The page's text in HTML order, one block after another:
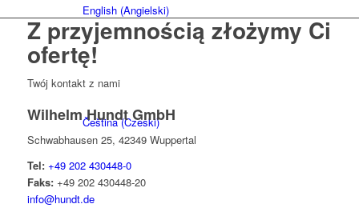
English(Angielski)
Čeština(Czeski)
Z przyjemnością złożymy Ci
ofertę!
Twój kontakt z nami
Wilhelm Hundt GmbH
Schwabhausen 25, 42349 Wuppertal
Tel: +49 202 430448-0
Faks:+49 202 430448-20
info@hundt.de